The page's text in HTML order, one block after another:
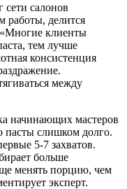
салонов
работы, делится
клиенты
тем лучше
консистенция
между
начинающих мастеров
пасты слишком долго.
5-7 захватов.
больше
менять порцию, чем
эксперт.